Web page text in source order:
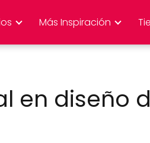
Más Inspiración
en diseño